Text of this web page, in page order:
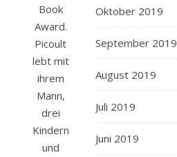
Book
Award.
Picoult
lebt mit
ihrem
Mann,
drei
Kindern
und
Oktober 2019
September 2019
August 2019
Juli 2019
Juni 2019